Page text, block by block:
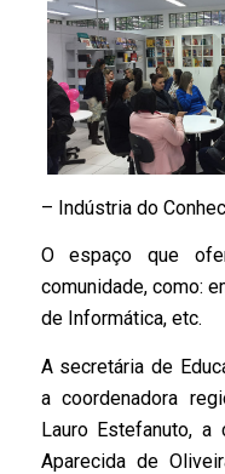
– Indústria do
O espaço que
comunidade, como:
de Informática, etc.
A secretária de
a coordenadora
Lauro Estefanuto, a
Aparecida de